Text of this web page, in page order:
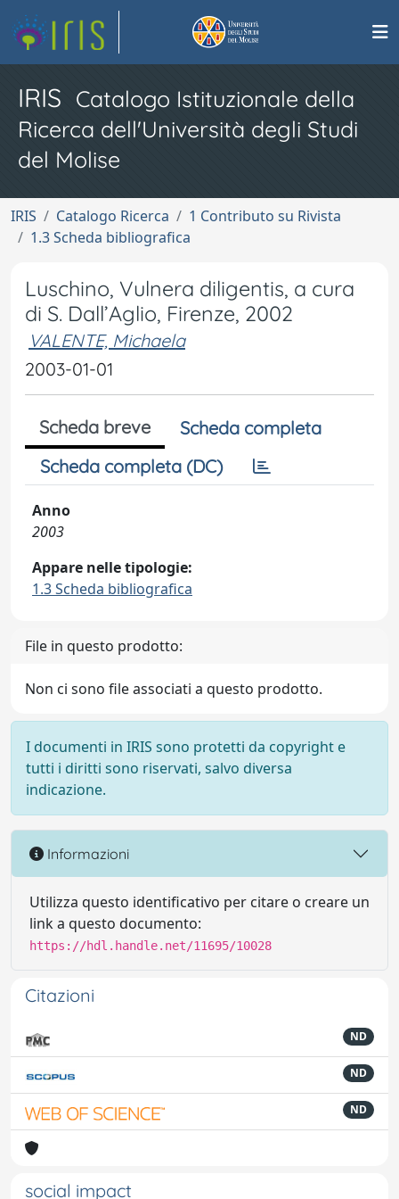
IRIS Catalogo Istituzionale della
Ricerca dell'Università degli Studi
del Molise
IRIS Catalogo Ricerca
1 Contributo su Rivista
1.3 Scheda bibliografica
Luschino, Vulnera diligentis, a cura
di S. Dall’Aglio, Firenze, 2002
VALENTE, Michaela
2003-01-01
Scheda breve
Scheda completa
Scheda completa (DC)
Anno
2003
Appare nelle tipologie:
1.3 Scheda bibliografica
File in questo prodotto:
Non ci sono file associati a questo prodotto.
I documenti in IRIS sono protetti da copyright e
tutti i diritti sono riservati, salvo diversa
indicazione.
Informazioni
Utilizza questo identificativo per citare o creare un
link a questo documento:
https://hdl.handle.net/11695/10028
Citazioni
ND
ND
ND
social impact